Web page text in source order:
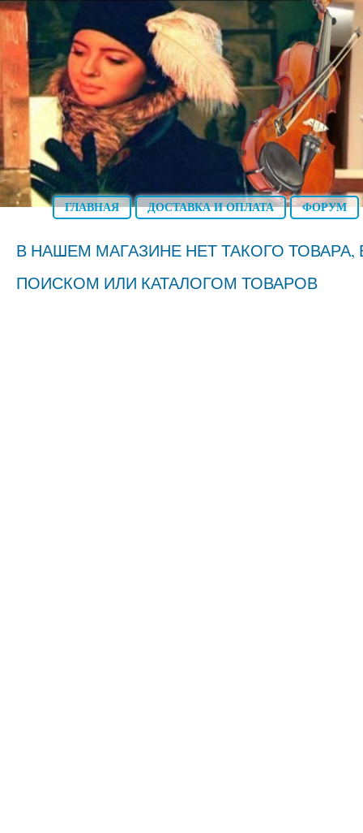
ГЛАВНАЯ ДОСТАВКА И ОПЛАТА ФОРУМ
В НАШЕМ МАГАЗИНЕ НЕТ ТАКОГО
ПОИСКОМ ИЛИ КАТАЛОГОМ ТОВАРОВ